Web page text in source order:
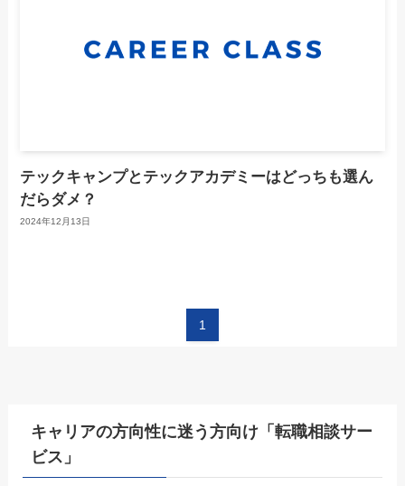
テックキャンプとテックアカデミーはどっちも選ん
だらダメ？
2024年12月13日
1
キャリアの方向性に迷う方向け「転職相談サー
ビス」